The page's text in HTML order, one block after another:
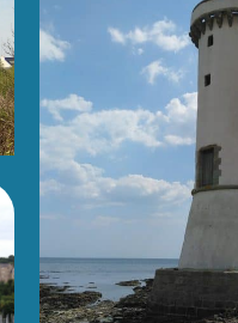
croisière sur la rivière